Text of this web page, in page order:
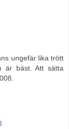
ungefär lika trött
är bäst. Att sätta